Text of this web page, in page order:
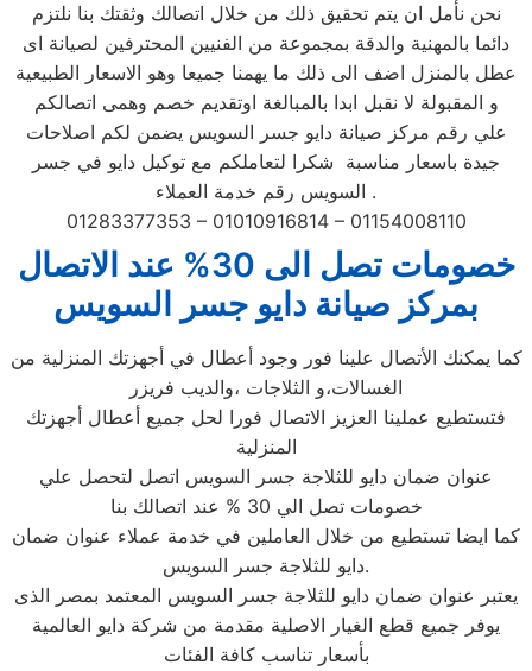
نحن نأمل ان يتم تحقيق ذلك من خلال اتصالك وثقتك بنا نلتزم
دائما بالمهنية والدقة بمجموعة من الفنيين المحترفين لصيانة اى
عطل بالمنزل اضف الى ذلك ما يهمنا جميعا وهو الاسعار الطبيعية
و المقبولة لا نقبل ابدا بالمبالغة اوتقديم خصم وهمى اتصالكم
علي رقم مركز صيانة دايو جسر السويس يضمن لكم اصلاحات
جيدة باسعار مناسبة شكرا لتعاملكم مع توكيل دايو في جسر
السويس رقم خدمة العملاء .
01283377353 – 01010916814 – 01154008110
خصومات تصل الى 30% عند الاتصال
بمركز صيانة دايو جسر السويس
كما يمكنك الأتصال علينا فور وجود أعطال في أجهزتك المنزلية من
الغسالات،و الثلاجات ،والديب فريزر
فتستطيع عملينا العزيز الاتصال فورا لحل جميع أعطال أجهزتك
المنزلية
عنوان ضمان دايو للثلاجة جسر السويس اتصل لتحصل علي
خصومات تصل الي 30 % عند اتصالك بنا
كما ايضا تستطيع من خلال العاملين في خدمة عملاء عنوان ضمان
دايو للثلاجة جسر السويس.
يعتبر عنوان ضمان دايو للثلاجة جسر السويس المعتمد بمصر الذى
يوفر جميع قطع الغيار الاصلية مقدمة من شركة دايو العالمية
بأسعار تناسب كافة الفئات